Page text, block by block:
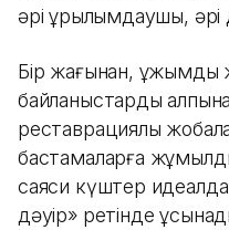
әрі құрылымдаушы,
Бір жағынан, ұжымдық
байланыстарды қалпына
реставрациялық
бастамаларға
саяси күштер
дәуір» ретінде